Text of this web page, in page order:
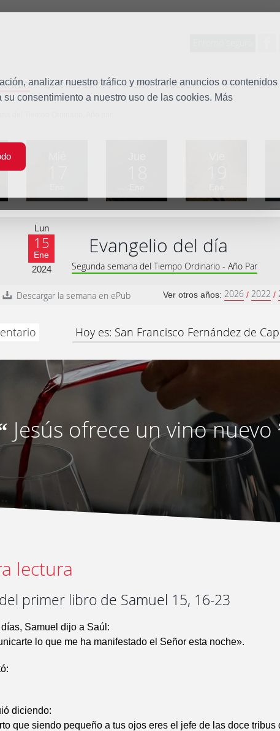
analizar nuestro tráfico y mostrarle anuncios o contenidos
consentimiento a nuestro uso de las cookies. Más
Quiénes somos Misión Vocaciones Familia
del Tiempo Ordinario, Año par
Lun
15
Ene
2024
Evangelio del día
Segunda semana del Tiempo Ordinario - Año Par
Descargar la semana en ePub Ver otros años: 2026 / 2022 /
Hoy es: San Francisco Fernández de
Jesús ofrece un vino nuevo
lectura
primer libro de Samuel 15, 16-23
Samuel dijo a Saúl:
lo que me ha manifestado el Señor esta noche».
diciendo:
que siendo pequeño a tus ojos eres el jefe de las doce tribus